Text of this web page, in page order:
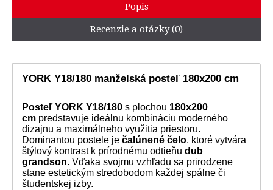
Popis
Recenzie a otázky (0)
YORK Y18/180 manželská posteľ 180x200 cm
Posteľ YORK Y18/180 s plochou 180x200
cm predstavuje ideálnu kombináciu moderného
dizajnu a maximálneho využitia priestoru.
Dominantou postele je čalúnené čelo, ktoré vytvára
štýlový kontrast k prírodnému odtieňu dub
grandson. Vďaka svojmu vzhľadu sa prirodzene
stane estetickým stredobodom každej spálne či
študentskej izby.